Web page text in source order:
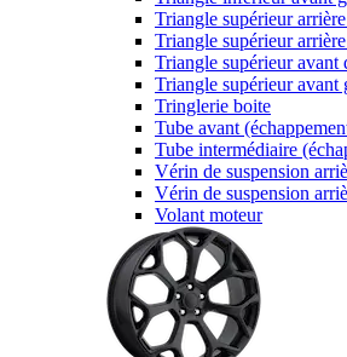
Triangle supérieur
Triangle supérieur
Triangle supérieur avant
Triangle supérieur avant
Tringlerie boite
Tube avant
Tube intermédiaire
Vérin de suspension
Vérin de suspension
Volant moteur